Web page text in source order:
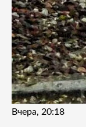
Вчера, 20:18